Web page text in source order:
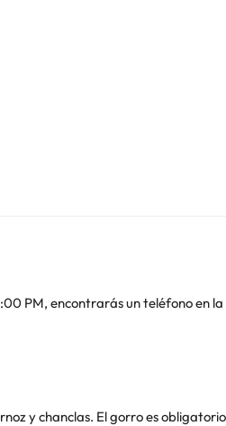
PM, encontrarás un teléfono en
y chanclas. El gorro es